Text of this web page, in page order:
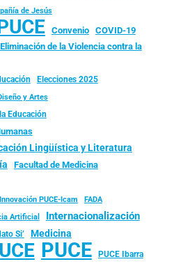
de Jesús
Convenio
COVID-19
de la Violencia contra la
Elecciones 2025
y Artes
Educación
Lingüística y Literatura
Facultad de Medicina
PUCE-Icam FADA
Artificial Internacionalización
Si’ Medicina
PUCE PUCE Ibarra